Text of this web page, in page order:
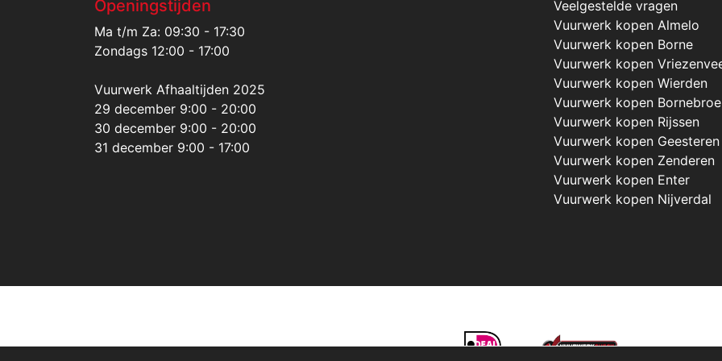
Openingstijden
Ma t/m Za: 09:30 - 17:30
Zondags 12:00 - 17:00
Vuurwerk Afhaaltijden 2025
29 december 9:00 - 20:00
30 december 9:00 - 20:00
31 december 9:00 - 17:00
Veelgestelde vragen
Vuurwerk kopen Almelo
Vuurwerk kopen Borne
Vuurwerk kopen
Vuurwerk kopen Wierden
Vuurwerk kopen
Vuurwerk kopen Rijssen
Vuurwerk kopen Geesteren
Vuurwerk kopen Zenderen
Vuurwerk kopen Enter
Vuurwerk kopen Nijverdal